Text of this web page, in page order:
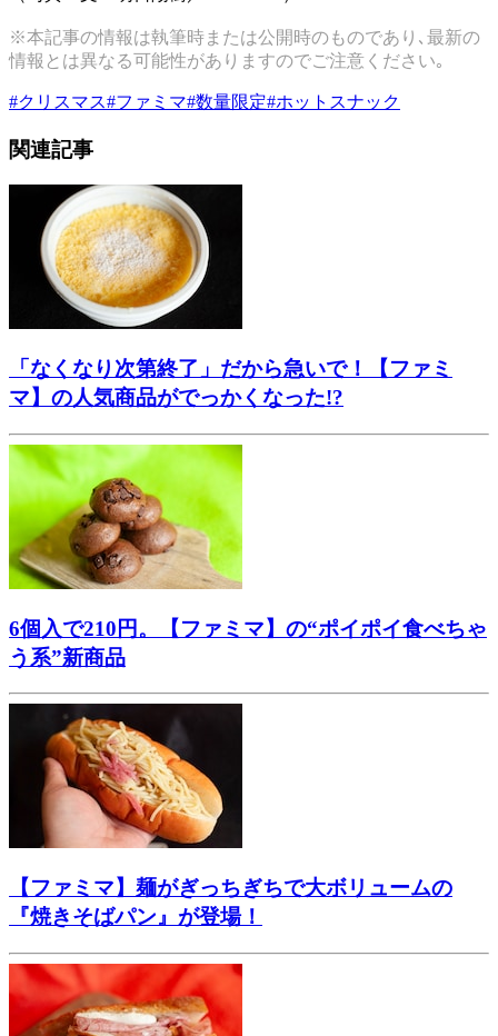
※本記事の情報は執筆時または公開時のものであり､最新の
情報とは異なる可能性がありますのでご注意ください｡
#クリスマス#ファミマ#数量限定#ホットスナック
関連記事
「なくなり次第終了」だから急いで！【ファミ
マ】の人気商品がでっかくなった!?
6個入で210円。【ファミマ】の“ポイポイ食べちゃ
う系”新商品
【ファミマ】麺がぎっちぎちで大ボリュームの
『焼きそばパン』が登場！